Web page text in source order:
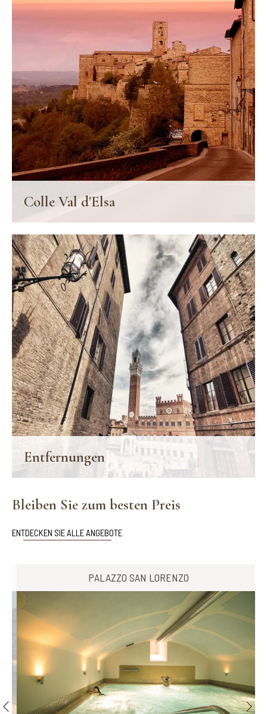
Colle Val d'Elsa
bekannt und zählt zu den faszinierendsten Orten der Toskana.
FINDE MEHR
Entfernungen
Bleiben Sie zum besten Preis
ENTDECKEN SIE ALLE ANGEBOTE
PALAZZO SAN LORENZO